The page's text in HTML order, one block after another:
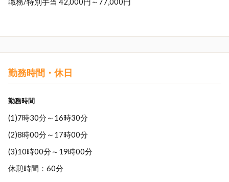
勤務時間・休日
勤務時間
(1)7時30分～16時30分
(2)8時00分～17時00分
(3)10時00分～19時00分
休憩時間：60分